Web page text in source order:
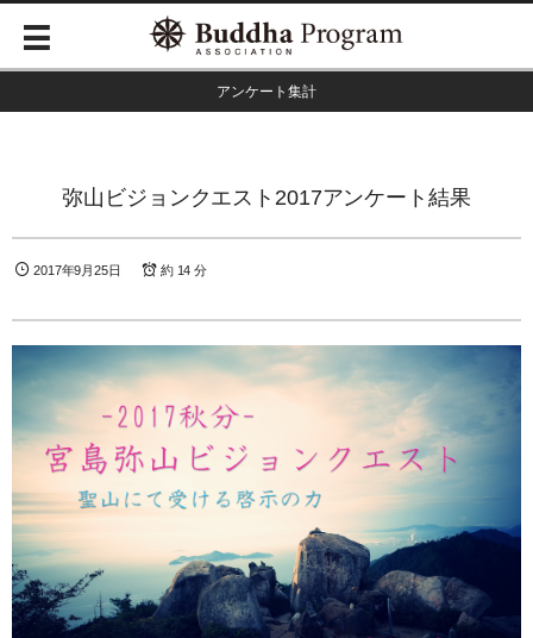
アンケート集計
弥山ビジョンクエスト2017アンケート結果
2017年9月25日 約 14 分